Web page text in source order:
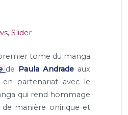
,Slider
tome du manga
de Paula Andradeaux
en partenariat avec le
qui rend hommage
de manière onirique et